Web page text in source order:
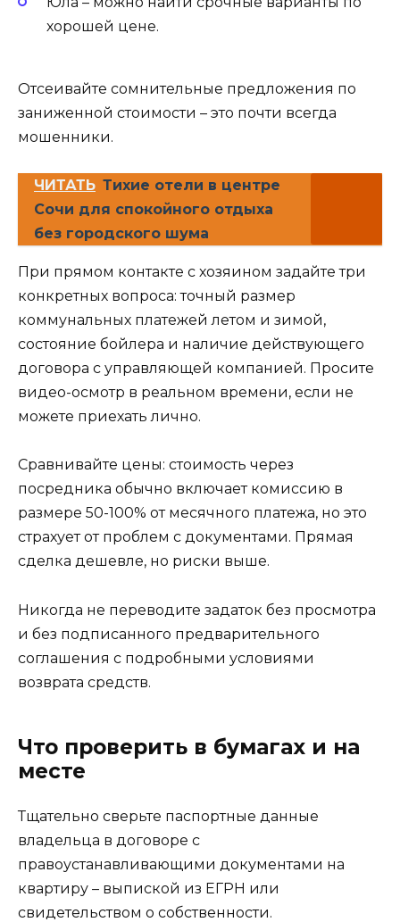
хорошей цене.
Отсеивайте сомнительные предложения по
заниженной стоимости – это почти всегда
мошенники.
ЧИТАТЬ Тихие отели в центре
Сочи для спокойного отдыха
без городского шума
При прямом контакте с хозяином задайте три
конкретных вопроса: точный размер
коммунальных платежей летом и зимой,
состояние бойлера и наличие действующего
договора с управляющей компанией. Просите
видео-осмотр в реальном времени, если не
можете приехать лично.
Сравнивайте цены: стоимость через
посредника обычно включает комиссию в
размере 50-100% от месячного платежа, но это
страхует от проблем с документами. Прямая
сделка дешевле, но риски выше.
Никогда не переводите задаток без просмотра
и без подписанного предварительного
соглашения с подробными условиями
возврата средств.
Что проверить в бумагах и на
месте
Тщательно сверьте паспортные данные
владельца в договоре с
правоустанавливающими документами на
квартиру – выпиской из ЕГРН или
свидетельством о собственности.